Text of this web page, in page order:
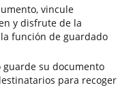
vincule
y disfrute de la
función de guardado
guarde su documento
para recoger